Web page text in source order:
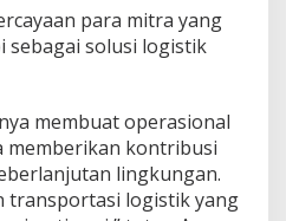
para mitra yang
sebagai solusi logistik
membuat operasional
memberikan kontribusi
lingkungan.
transportasi logistik yang